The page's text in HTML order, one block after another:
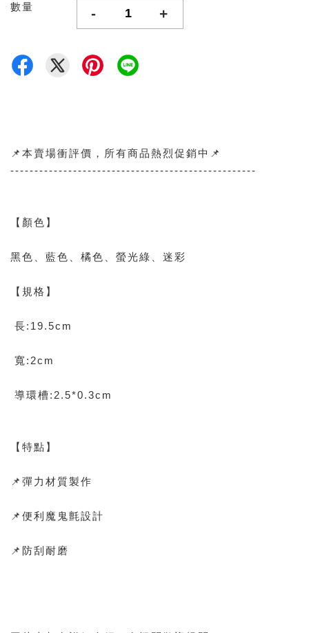
數量 - +
📌本賣場衝評價，所有商品熱烈促銷中📌
---------------------------------------------------
【顏色】
黑色、藍色、橘色、螢光綠、迷彩
【規格】
長:19.5cm
寬:2cm
導環槽:2.5*0.3cm
【特點】
📌彈力材質製作
📌便利魔鬼氈設計
📌防刮耐磨